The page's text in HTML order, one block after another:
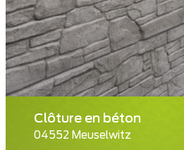
Clôture en béton
04552 Meuselwitz